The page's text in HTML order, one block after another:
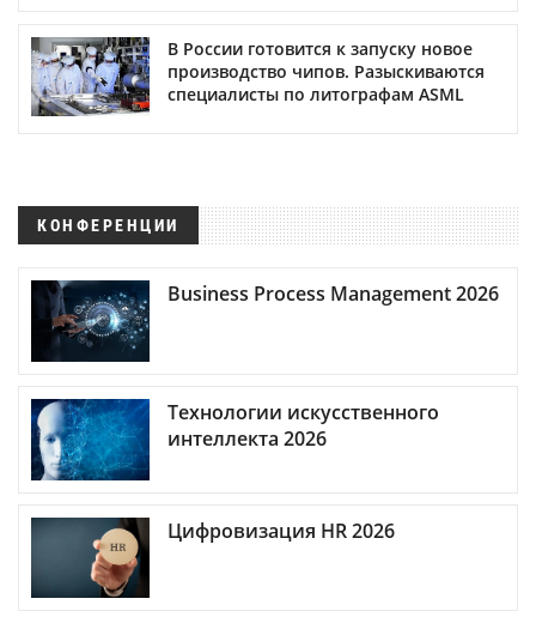
В России готовится к запуску новое
производство чипов. Разыскиваются
специалисты по литографам ASML
КОНФЕРЕНЦИИ
Business Process Management 2026
Технологии искусственного
интеллекта 2026
Цифровизация HR 2026